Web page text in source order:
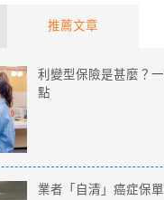
推薦文章
利變型保險是甚麼？
點
業者「自清」癌症保